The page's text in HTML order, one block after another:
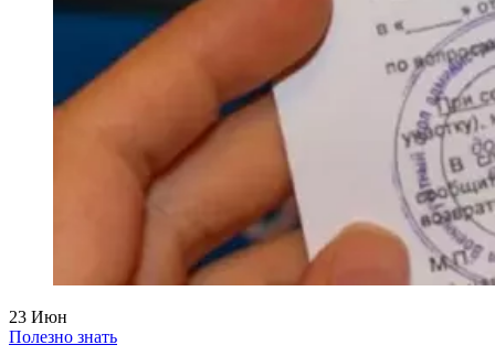
23 Июн
Полезно знать